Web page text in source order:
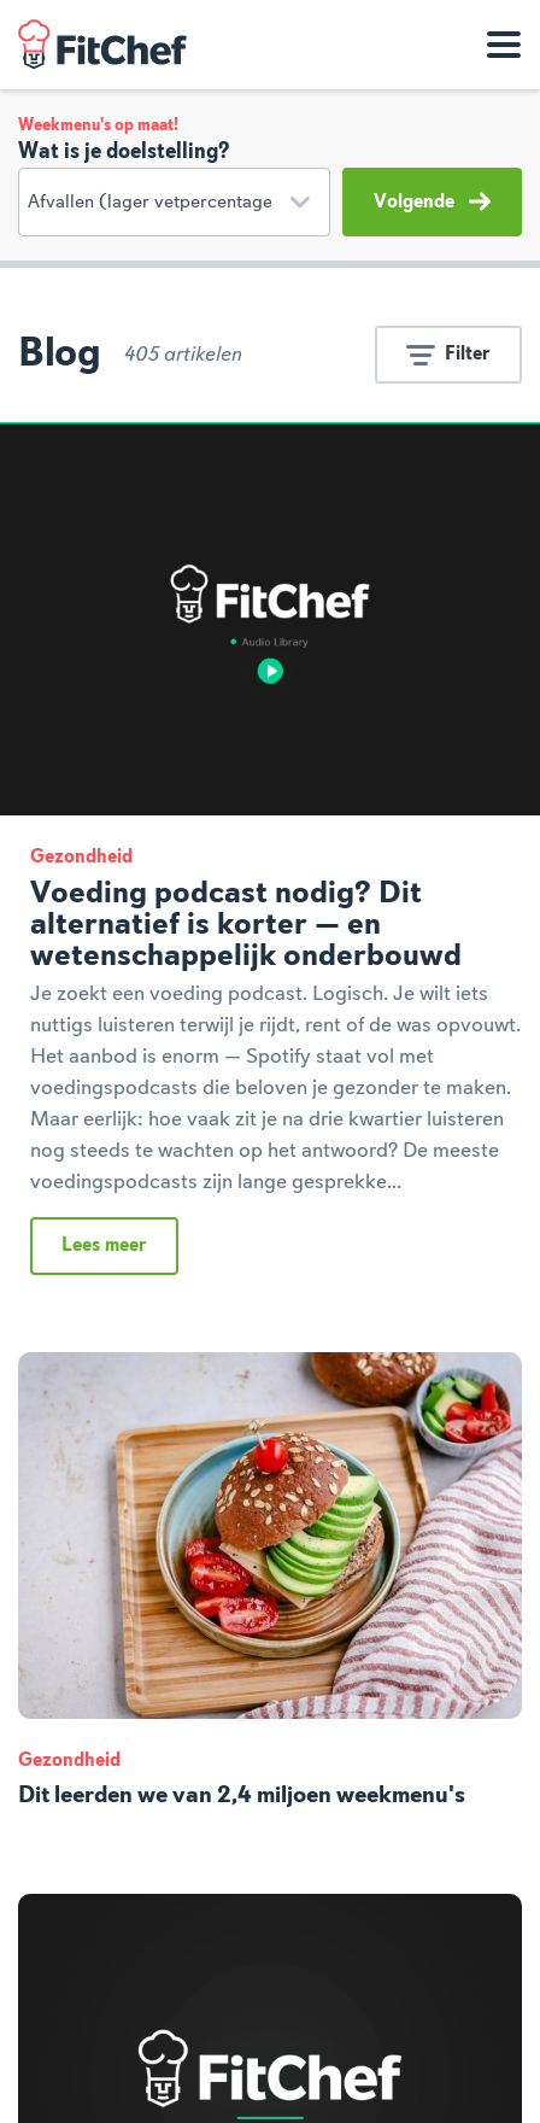
Weekmenu's op maat!
Wat is je doelstelling?
Volgende
Blog 405 artikelen Filter
Gezondheid
Voeding podcast nodig? Dit
alternatief is korter — en
wetenschappelijk onderbouwd
Je zoekt een voeding podcast. Logisch. Je wilt iets
nuttigs luisteren terwijl je rijdt, rent of de was opvouwt.
Het aanbod is enorm — Spotify staat vol met
voedingspodcasts die beloven je gezonder te maken.
Maar eerlijk: hoe vaak zit je na drie kwartier luisteren
nog steeds te wachten op het antwoord? De meeste
voedingspodcasts zijn lange gesprekke...
Lees meer
Gezondheid
Dit leerden we van 2,4 miljoen weekmenu's